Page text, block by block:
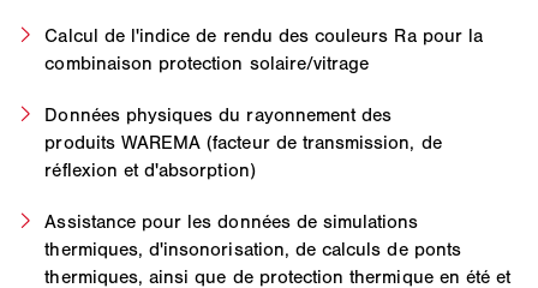
Calcul de l'indice de rendu des couleurs Ra pour la
combinaison protection solaire/vitrage
Données physiques du rayonnement des
produits WAREMA (facteur de transmission, de
réflexion et d'absorption)
Assistance pour les données de simulations
thermiques, d'insonorisation, de calculs de ponts
thermiques, ainsi que de protection thermique en été et